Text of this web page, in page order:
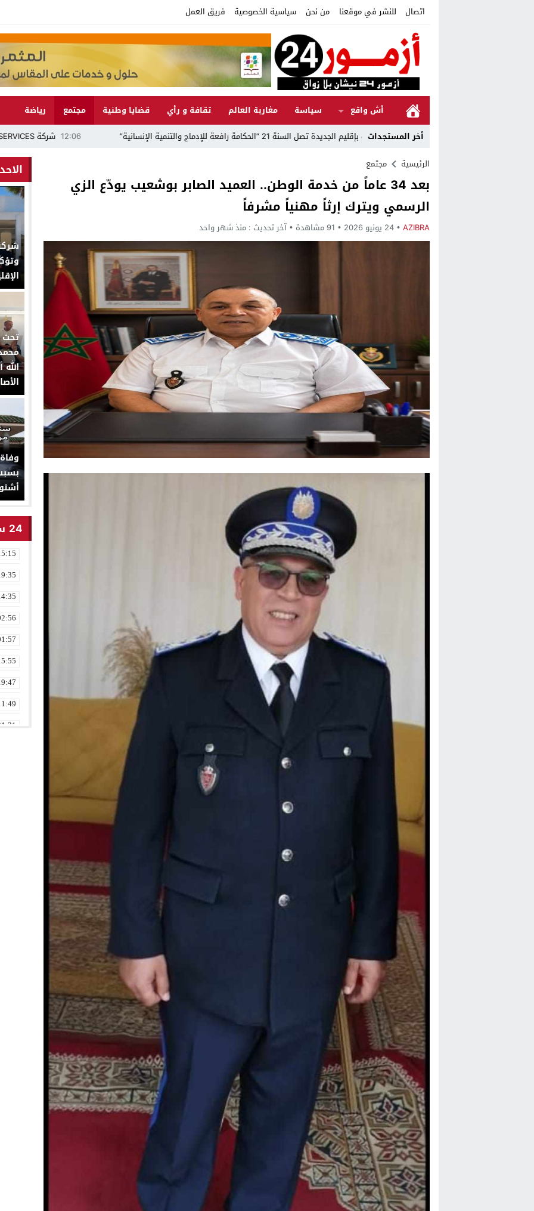
اتصال للنشر في موقعنا من نحن سياسية الخصوصية فريق العمل
أش واقع سياسة مغاربة العالم تقافة و رأي قضايا وطنية مجتمع
رياضة
أخر المستجدات
12:06
المبادرة الوطنية للتنمية البشرية بإقليم الجديدة تصل السنة 21 “الحكامة رافعة للإدماج والتنمية الإنسانية”
الرئيسية
مجتمع
بعد 34 عاماً من خدمة الوطن.. العميد الصابر بوشعيب يودّع الزي
الرسمي ويترك إرثاً مهنياً مشرفاً
AZIBRA 24 يونيو 2026 91 مشاهدة آخر تحديث : منذ شهر واحد
تحت
24 ساعة